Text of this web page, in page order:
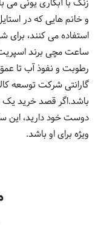
زنگ با آبکاری یونی می
و خانم هایی که در
استفاده می کنند،
ساعت مچی برند
گارانتی شرکت توسعه
باشد.اگر قصد خرید یک
دوست خود دارید، این
ویژه برای او باشد.